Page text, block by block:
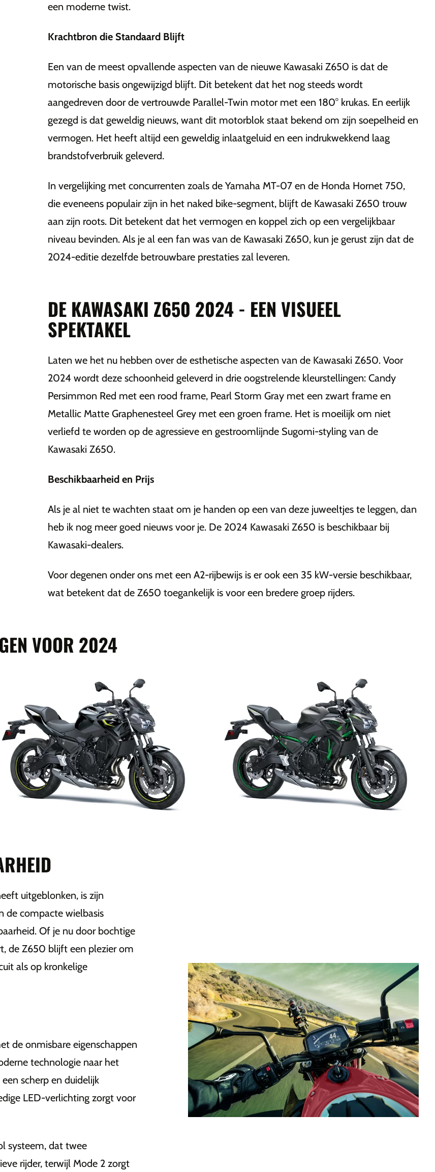
een moderne twist.
Krachtbron die Standaard Blijft
Een van de meest opvallende aspecten van de nieuwe Kawasaki Z650 is dat de
motorische basis ongewijzigd blijft. Dit betekent dat het nog steeds wordt
aangedreven door de vertrouwde Parallel-Twin motor met een 180° krukas. En eerlijk
gezegd is dat geweldig nieuws, want dit motorblok staat bekend om zijn soepelheid en
vermogen. Het heeft altijd een geweldig inlaatgeluid en een indrukwekkend laag
brandstofverbruik geleverd.
In vergelijking met concurrenten zoals de Yamaha MT-07 en de Honda Hornet 750,
die eveneens populair zijn in het naked bike-segment, blijft de Kawasaki Z650 trouw
aan zijn roots. Dit betekent dat het vermogen en koppel zich op een vergelijkbaar
niveau bevinden. Als je al een fan was van de Kawasaki Z650, kun je gerust zijn dat de
2024-editie dezelfde betrouwbare prestaties zal leveren.
DE KAWASAKI Z650 2024 - EEN VISUEEL
SPEKTAKEL
Laten we het nu hebben over de esthetische aspecten van de Kawasaki Z650. Voor
2024 wordt deze schoonheid geleverd in drie oogstrelende kleurstellingen: Candy
Persimmon Red met een rood frame, Pearl Storm Gray met een zwart frame en
Metallic Matte Graphenesteel Grey met een groen frame. Het is moeilijk om niet
verliefd te worden op de agressieve en gestroomlijnde Sugomi-styling van de
Kawasaki Z650.
Beschikbaarheid en Prijs
Als je al niet te wachten staat om je handen op een van deze juweeltjes te leggen, dan
heb ik nog meer goed nieuws voor je. De 2024 Kawasaki Z650 is beschikbaar bij
Kawasaki-dealers.
Voor degenen onder ons met een A2-rijbewijs is er ook een 35 kW-versie beschikbaar,
wat betekent dat de Z650 toegankelijk is voor een bredere groep rijders.
VOOR 2024
uitgeblonken, is zijn
de compacte wielbasis
Of je nu door bochtige
de Z650 blijft een plezier om
als op kronkelige
de onmisbare eigenschappen
technologie naar het
scherp en duidelijk
LED-verlichting zorgt voor
systeem, dat twee
rijder, terwijl Mode 2 zorgt